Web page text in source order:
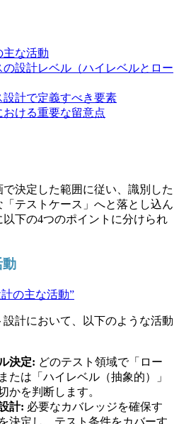
主な活動
の設計レベル（ハイレベルとロー
設計で定義すべき要素
おける重要な留意点
決定した範囲に従い、識別した
「テストケース」へと落とし込ん
下の4つのポイントに分けられ
動
計の主な活動”
計において、以下のような活動
決定: どのテスト領域で「ロー
たは「ハイレベル（抽象的）」
かを判断します。
計: 必要なカバレッジを確保す